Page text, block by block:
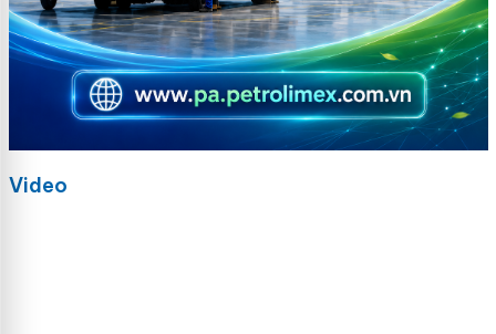
Video